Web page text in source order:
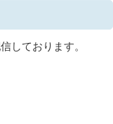
しております。